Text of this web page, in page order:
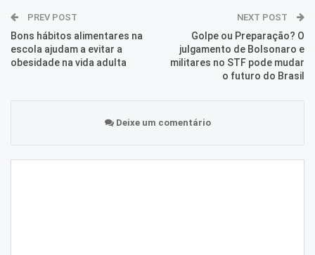
PREV POST
Bons hábitos alimentares na
escola ajudam a evitar a
obesidade na vida adulta
NEXT POST
Golpe ou Preparação? O
julgamento de Bolsonaro e
militares no STF pode mudar
o futuro do Brasil
Deixe um comentário